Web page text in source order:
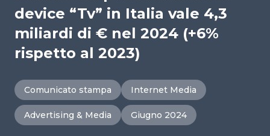
device “Tv” in Italia vale 4,3
miliardi di € nel 2024 (+6%
rispetto al 2023)
Comunicato stampa Internet Media
Advertising & Media Giugno 2024